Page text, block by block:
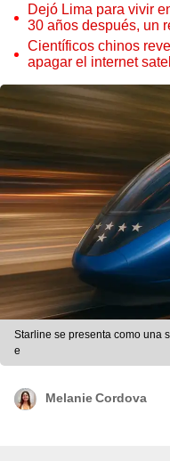
Dejó Lima para vivir
30 años después, un
sorprendente
Científicos chinos
apagar el internet
Starline se presenta como una
e
Melanie Cordova